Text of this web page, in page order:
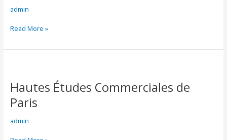
admin
Read More »
Hautes Études Commerciales de
Paris
admin
Commerciales
Paris